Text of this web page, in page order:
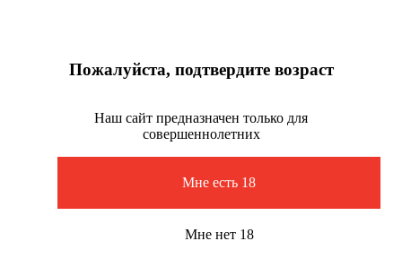
Пожалуйста, подтвердите возраст
Наш сайт предназначен только для
совершеннолетних
Мне есть 18
Мне нет 18